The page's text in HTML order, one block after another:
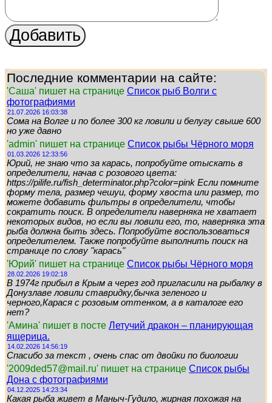
Последние комментарии на сайте:
'Саша' пишет на странице Список рыб Волги с
фотографиями
21.07.2026 16:03:38
Сома на Волге и по более 300 кг ловили и белугу свыше 600
но уже давно
'admin' пишет на странице Список рыбы Чёрного моря
01.03.2026 12:33:56
Юрий, не знаю что за карась, попробуйте отыскать в
определители, начав с розового цвета:
https://pilife.ru/fish_determinator.php?color=pink Если помните
форму тела, размер чешуи, форму хвоста или размер, то
можете добавить фильтры в определители, чтобы
сократить поиск. В определители наверняка не хватает
некоторых видов, но если вы ловили его, то, наверняка эта
рыба должна быть здесь. Попробуйте воспользоваться
определителем. Также попробуйте выполнить поиск на
странице по слову "карась"
'Юрий' пишет на странице Список рыбы Чёрного моря
28.02.2026 19:02:18
В 1974г прибыл в Крым а через год пригласили на рыбалку в
Донузлаве ловили ставридку,бычка зеленого и
черного,Карася с розовым оттенком, а в каталоге его
нет?
'Амина' пишет в посте Летучий дракон – планирующая
ящерица.
14.02.2026 14:56:19
Спасибо за текст , очень спас от двойки по биологии
'2009ded57@mail.ru' пишет на странице Список рыбы
Дона с фотографиями
04.12.2025 14:23:34
Какая рыба живет в Маныч-Гудило, жирная похожая на